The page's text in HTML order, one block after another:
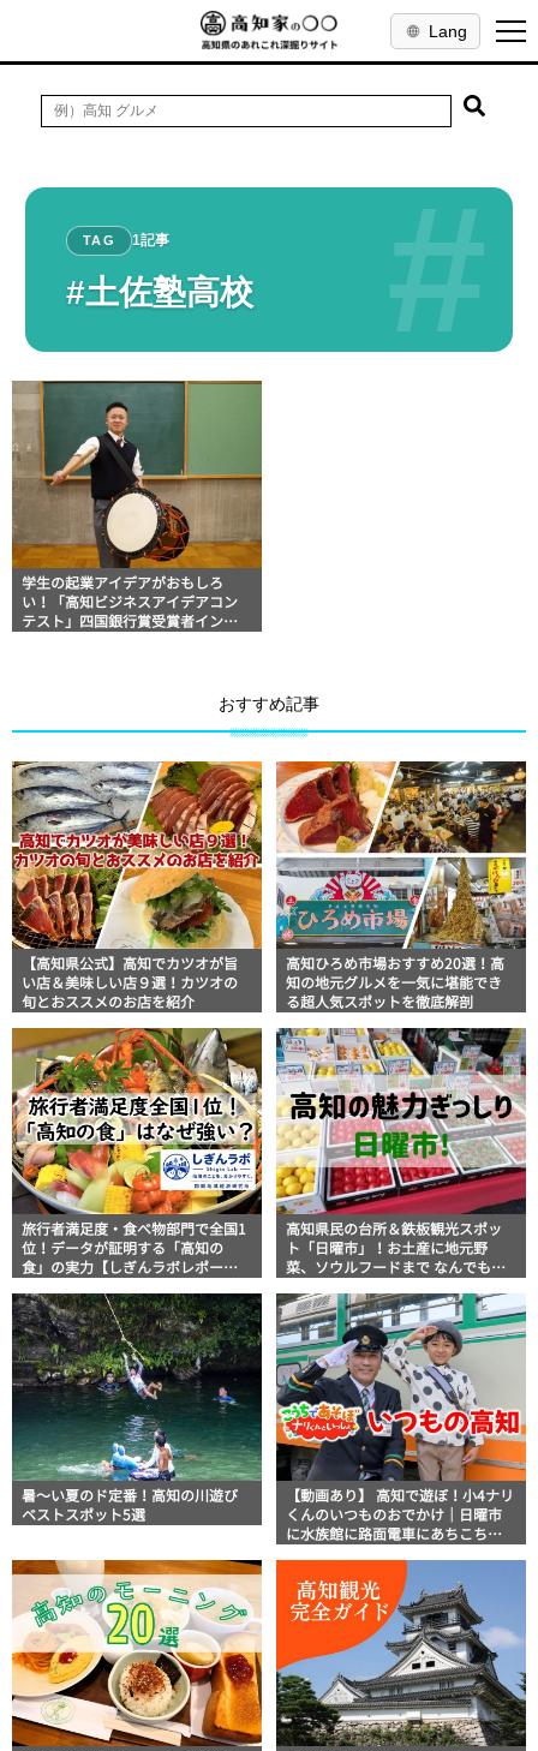
Lang
#
TAG 1記事
#土佐塾高校
学生の起業アイデアがおもしろ
い！「高知ビジネスアイデアコン
テスト」四国銀行賞受賞者インタ
おすすめ記事
【高知県公式】高知でカツオが旨
い店＆美味しい店９選！カツオの
旬とおススメのお店を紹介
高知ひろめ市場おすすめ20選！高
知の地元グルメを一気に堪能でき
る超人気スポットを徹底解剖
旅行者満足度・食べ物部門で全国1
位！データが証明する「高知の
食」の実力【しぎんラボレポー
高知県民の台所＆鉄板観光スポッ
ト「日曜市」！お土産に地元野
菜、ソウルフードまで なんでもそ
説！
暑～い夏のド定番！高知の川遊び
ベストスポット5選
【動画あり】 高知で遊ぼ！小4ナリ
くんのいつものおでかけ｜日曜市
に水族館に路面電車にあちこち巡